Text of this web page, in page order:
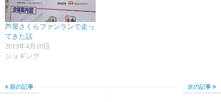
芦屋さくらファンランで走っ
てきた話
2019年4月10日
ジョギング
前の記事 次の記事